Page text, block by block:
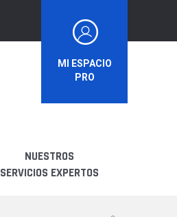
MI ESPACIO
PRO
NUESTROS
SERVICIOS EXPERTOS